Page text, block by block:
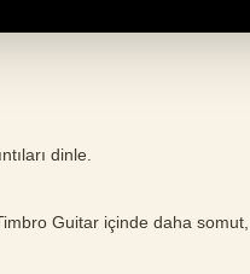
dinle.
Guitar içinde daha